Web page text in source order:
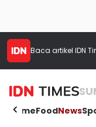
Baca artikel IDN
HomeFoodNews